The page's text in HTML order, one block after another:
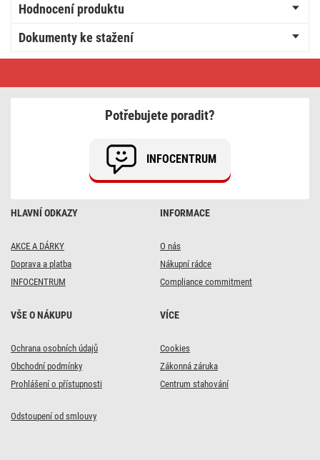
Hodnocení produktu
Dokumenty ke stažení
HLAVNÍ ODKAZY
AKCE A DÁRKY
Doprava a platba
INFOCENTRUM
INFORMACE
O nás
Nákupní rádce
Compliance commitment
VŠE O NÁKUPU
Ochrana osobních údajů
Obchodní podmínky
Prohlášení o přístupnosti
VÍCE
Cookies
Zákonná záruka
Centrum stahování
Odstoupení od smlouvy
Potřebujete poradit?
INFOCENTRUM